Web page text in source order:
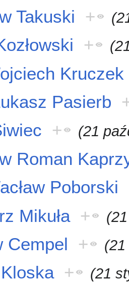
Takuski +
+
Kruczek
Pasierb
+ (21
Roman
Poborski
Mikuła +
Cempel +
+ (21